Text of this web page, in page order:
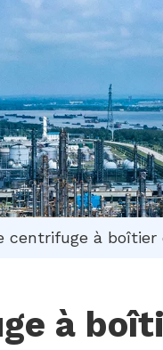
centrifuge à boîtier
à